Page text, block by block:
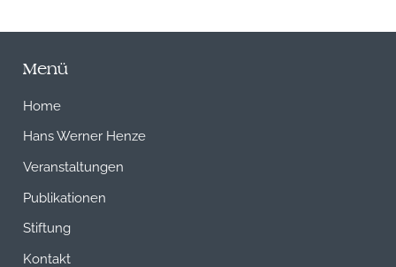
Menü
Home
Hans Werner Henze
Veranstaltungen
Publikationen
Stiftung
Kontakt